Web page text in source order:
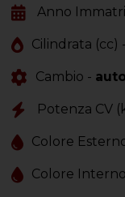
Anno
Cilindrata (cc) -
Cambio -
Potenza CV
Colore
Colore